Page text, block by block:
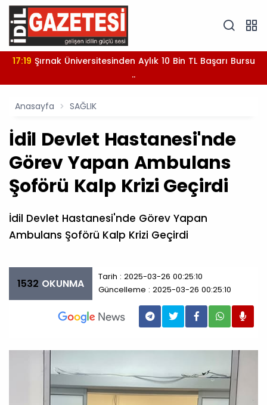
17:19
..
Anasayfa SAĞLIK
İdil Devlet Hastanesi'nde
Görev Yapan Ambulans
Şoförü Kalp Krizi Geçirdi
İdil Devlet Hastanesi'nde Görev Yapan
Ambulans Şoförü Kalp Krizi Geçirdi
1532 OKUNMA
Tarih : 2025-03-26 00:25:10
Güncelleme : 2025-03-26 00:25:10